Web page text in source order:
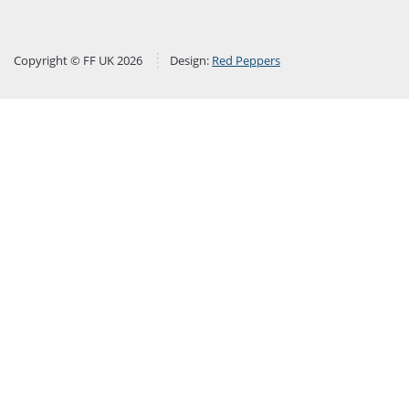
Copyright © FF UK 2026 Design: Red Peppers